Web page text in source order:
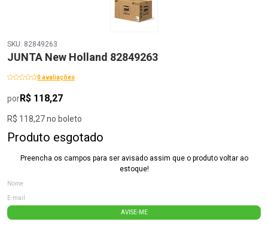
SKU: 82849263
JUNTA New Holland 82849263
0 avaliações
porR$ 118,27
R$ 118,27 no boleto
Produto esgotado
Preencha os campos para ser avisado assim que o produto voltar ao
estoque!
AVISE-ME